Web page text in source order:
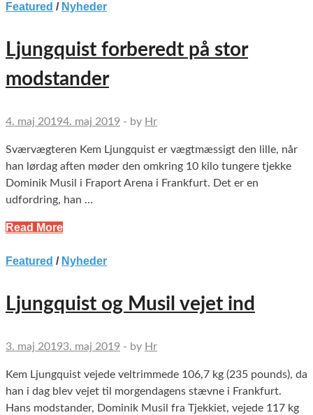
Featured / Nyheder
Ljungquist forberedt på stor
modstander
4. maj 20194. maj 2019 - by Hr
Sværvægteren Kem Ljungquist er vægtmæssigt den lille, når
han lørdag aften møder den omkring 10 kilo tungere tjekke
Dominik Musil i Fraport Arena i Frankfurt. Det er en
udfordring, han …
Read More
Featured / Nyheder
Ljungquist og Musil vejet ind
3. maj 20193. maj 2019 - by Hr
Kem Ljungquist vejede veltrimmede 106,7 kg (235 pounds), da
han i dag blev vejet til morgendagens stævne i Frankfurt.
Hans modstander, Dominik Musil fra Tjekkiet, vejede 117 kg